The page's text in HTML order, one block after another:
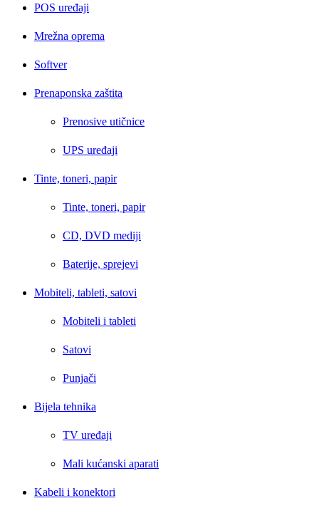
POS uređaji
Mrežna oprema
Softver
Prenaponska zaštita
Prenosive utičnice
UPS uređaji
Tinte, toneri, papir
Tinte, toneri, papir
CD, DVD mediji
Baterije, sprejevi
Mobiteli, tableti, satovi
Mobiteli i tableti
Satovi
Punjači
Bijela tehnika
TV uređaji
Mali kućanski aparati
Kabeli i konektori